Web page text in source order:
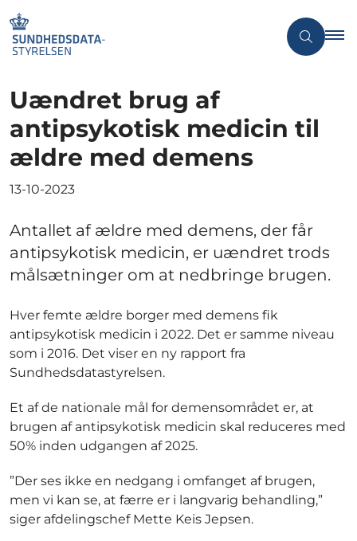
Uændret brug af
antipsykotisk medicin til
ældre med demens
13-10-2023
Antallet af ældre med demens, der får
antipsykotisk medicin, er uændret trods
målsætninger om at nedbringe brugen.
Hver femte ældre borger med demens fik
antipsykotisk medicin i 2022. Det er samme niveau
som i 2016. Det viser en ny rapport fra
Sundhedsdatastyrelsen.
Et af de nationale mål for demensområdet er, at
brugen af antipsykotisk medicin skal reduceres med
50% inden udgangen af 2025.
”Der ses ikke en nedgang i omfanget af brugen,
men vi kan se, at færre er i langvarig behandling,”
siger afdelingschef Mette Keis Jepsen.